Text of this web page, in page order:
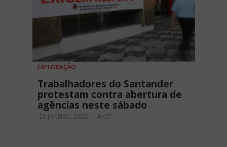
EXPLORAÇÃO
Trabalhadores do Santander
protestam contra abertura de
agências neste sábado
21 JANEIRO, 2022 - 14H27